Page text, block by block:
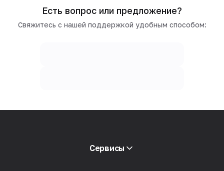
Есть вопрос или предложение?
Свяжитесь с нашей поддержкой удобным способом:
Сервисы